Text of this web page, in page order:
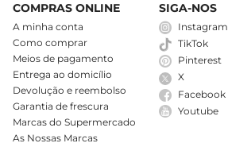
COMPRAS ONLINE
A minha conta
Como comprar
Meios de pagamento
Entrega ao domicílio
Devolução e reembolso
Garantia de frescura
Marcas do Supermercado
As Nossas Marcas
SIGA-NOS
Instagram
TikTok
Pinterest
X
Facebook
Youtube